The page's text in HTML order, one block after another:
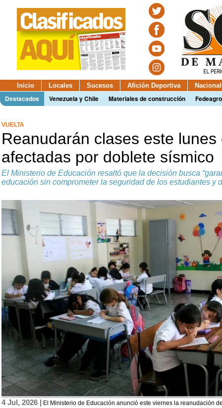
Inicio Locales Sucesos Afición Deportiva
Destacados Venezuela y Chile Materiales de construcción Fedeagro
VUELTA
Reanudarán clases este
afectadas por doblete sísmico
El Ministerio de Educación resaltó que la decisión busca
educación sin comprometer la seguridad de los estudiantes y
4 Jul, 2026 | El Ministerio de Educación anunció este viernes la reanudación